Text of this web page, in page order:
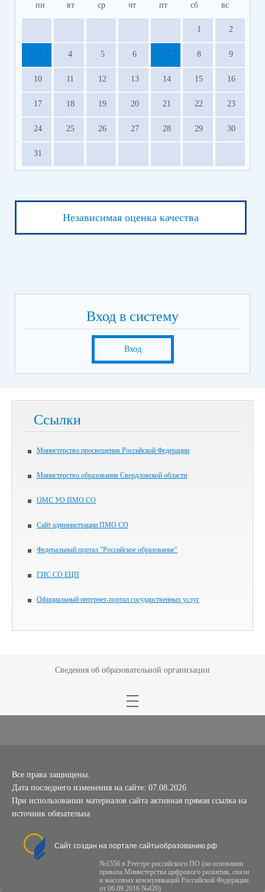
пн вт ср чт пт сб вс
1 2
3 4 5 6 7 8 9
10 11 12 13 14 15 16
17 18 19 20 21 22 23
24 25 26 27 28 29 30
31
Независимая оценка качества
Вход в систему
Вход
Ссылки
Министерство просвещения Российской Федерации
Министерство образования Свердловской области
ОМС УО ПМО СО
Сайт администрации ПМО СО
Федеральный портал "Российское образование"
ГИС СО ЕЦП
Официальный интернет-портал государственных услуг
Сведения об образовательной организации
Все права защищены.
Дата последнего изменения на сайте: 07.08.2026
При использовании материалов сайта активная прямая ссылка на
источник обязательна
Сайт создан на портале сайтыобразованию.рф
№1556 в Реестре российского ПО (на основании
приказа Министерства цифрового развития, связи
и массовых коммуникаций Российской Федерации
от 06.09.2016 №426)